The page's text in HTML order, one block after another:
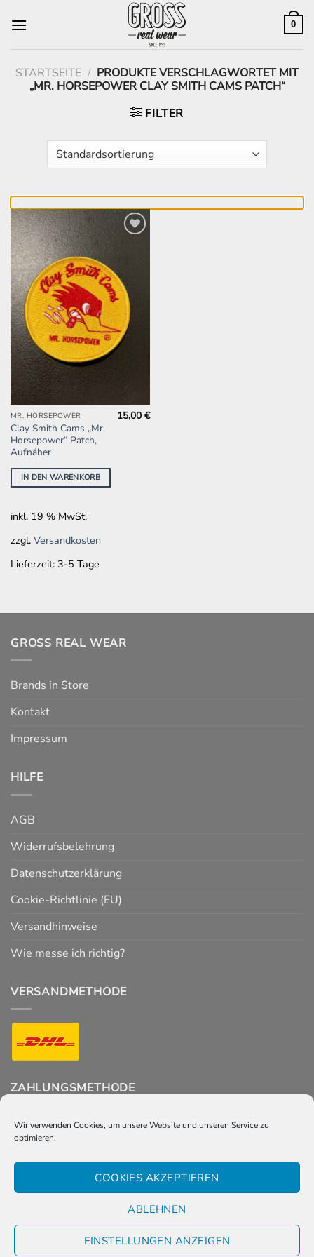
Wir verwenden Cookies, um unsere Website und unseren Service zu
optimieren.
COOKIES AKZEPTIEREN
ABLEHNEN
EINSTELLUNGEN ANZEIGEN
Inhalt
0
STARTSEITE / PRODUKTE VERSCHLAGWORTET MIT
„MR. HORSEPOWER CLAY SMITH CAMS PATCH“
FILTER
Wunschliste
hinzufügen
MR. HORSEPOWER
Clay Smith Cams „Mr.
Horsepower“ Patch,
Aufnäher
15,00€
IN DEN WARENKORB
inkl. 19 % MwSt.
zzgl. Versandkosten
Lieferzeit: 3-5 Tage
GROSS REAL WEAR
Brands in Store
Kontakt
Impressum
HILFE
AGB
Widerrufsbelehrung
Datenschutzerklärung
Cookie-Richtlinie (EU)
Versandhinweise
Wie messe ich richtig?
VERSANDMETHODE
ZAHLUNGSMETHODE